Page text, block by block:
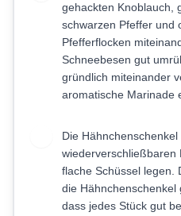
gehackten Knoblauch,
schwarzen Pfeffer und
Pfefferflocken
Schneebesen gut
gründlich miteinander
aromatische Marinade
Die Hähnchenschenkel
wiederverschließbaren
flache Schüssel legen.
die Hähnchenschenkel
dass jedes Stück gut